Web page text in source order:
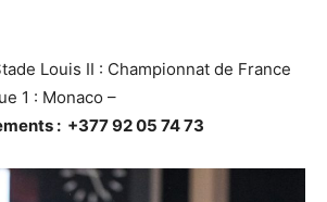
Louis II : Championnat de France
1 : Monaco –
: +377 92 05 74 73